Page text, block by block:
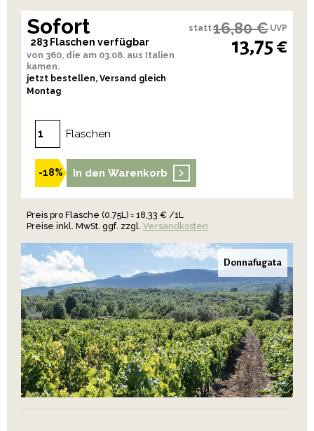
Sofort
283 Flaschen verfügbar
von 360, die am 03.08. aus Italien
kamen.
jetzt bestellen, Versand gleich
Montag
statt16,80 € UVP
13,75 €
Flaschen
-18% In den Warenkorb
Preis pro Flasche (0.75L) = 18,33 € /1L
Preise inkl. MwSt. ggf. zzgl. Versandkosten
Donnafugata